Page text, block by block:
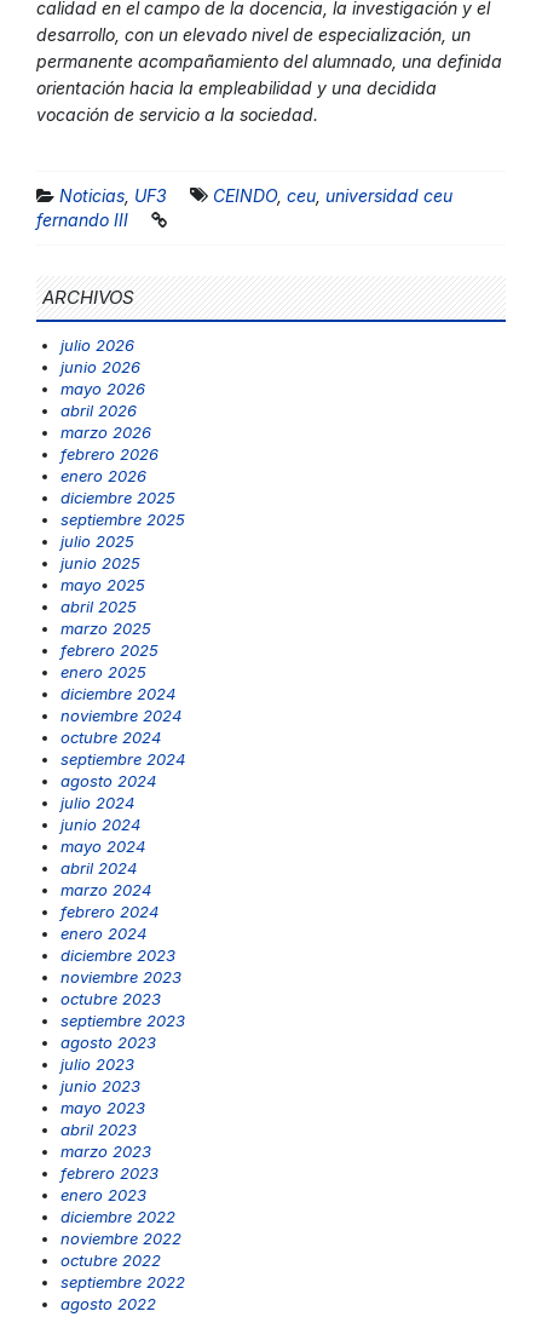
calidad en el campo de la docencia, la investigación y el
desarrollo, con un elevado nivel de especialización, un
permanente acompañamiento del alumnado, una definida
orientación hacia la empleabilidad y una decidida
vocación de servicio a la sociedad.
Noticias UF3 CEINDO, ceu universidad ceu
fernando III
ARCHIVOS
julio 2026
junio 2026
mayo 2026
abril 2026
marzo 2026
febrero 2026
enero 2026
diciembre 2025
septiembre 2025
julio 2025
junio 2025
mayo 2025
abril 2025
marzo 2025
febrero 2025
enero 2025
diciembre 2024
noviembre 2024
octubre 2024
septiembre 2024
agosto 2024
julio 2024
junio 2024
mayo 2024
abril 2024
marzo 2024
febrero 2024
enero 2024
diciembre 2023
noviembre 2023
octubre 2023
septiembre 2023
agosto 2023
julio 2023
junio 2023
mayo 2023
abril 2023
marzo 2023
febrero 2023
enero 2023
diciembre 2022
noviembre 2022
octubre 2022
septiembre 2022
agosto 2022